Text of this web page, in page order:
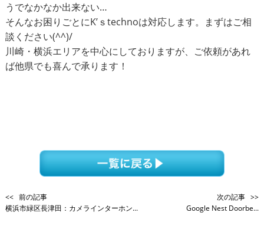
うでなかなか出来ない…
そんなお困りごとにK’ｓtechnoは対応します。まずはご相
談ください(^^)/
川崎・横浜エリアを中心にしておりますが、ご依頼があれ
ば他県でも喜んで承ります！
<< 前の記事
横浜市緑区長津田：カメラインターホン...
次の記事 >>
Google Nest Doorbe...